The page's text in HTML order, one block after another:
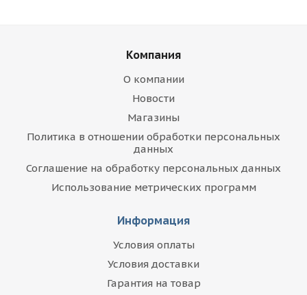
Компания
О компании
Новости
Магазины
Политика в отношении обработки персональных
данных
Соглашение на обработку персональных данных
Использование метрических программ
Информация
Условия оплаты
Условия доставки
Гарантия на товар